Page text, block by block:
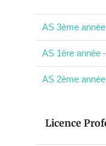
AS 3ème
AS 1ère année
AS 2ème
Licence